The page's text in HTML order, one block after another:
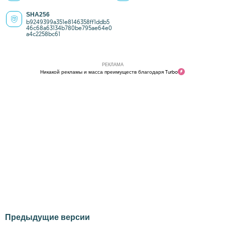
SHA256
b9249399a351e8146358ff1ddb5
46c68a63134b780be795ae64e0
a4c2258bc61
РЕКЛАМА
Никакой рекламы и масса преимуществ благодаря Turbo
Предыдущие версии